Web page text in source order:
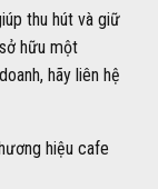
thu hút và giữ
hữu một
hãy liên hệ
hiệu cafe